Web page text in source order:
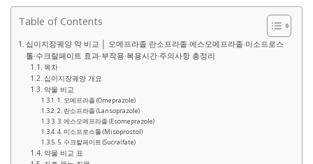
Table of Contents
십이지장궤양 약 비교 │ 오메프라졸·란소프라졸·에스오메프라졸·미소프로스
톨·수크랄페이트 효과·부작용·복용시간·주의사항 총정리
목차
십이지장궤양 개요
약물 비교
1. 오메프라졸 (Omeprazole)
2. 란소프라졸 (Lansoprazole)
3. 에스오메프라졸 (Esomeprazole)
4. 미소프로스톨 (Misoprostol)
5. 수크랄페이트 (Sucralfate)
약물 비교 표